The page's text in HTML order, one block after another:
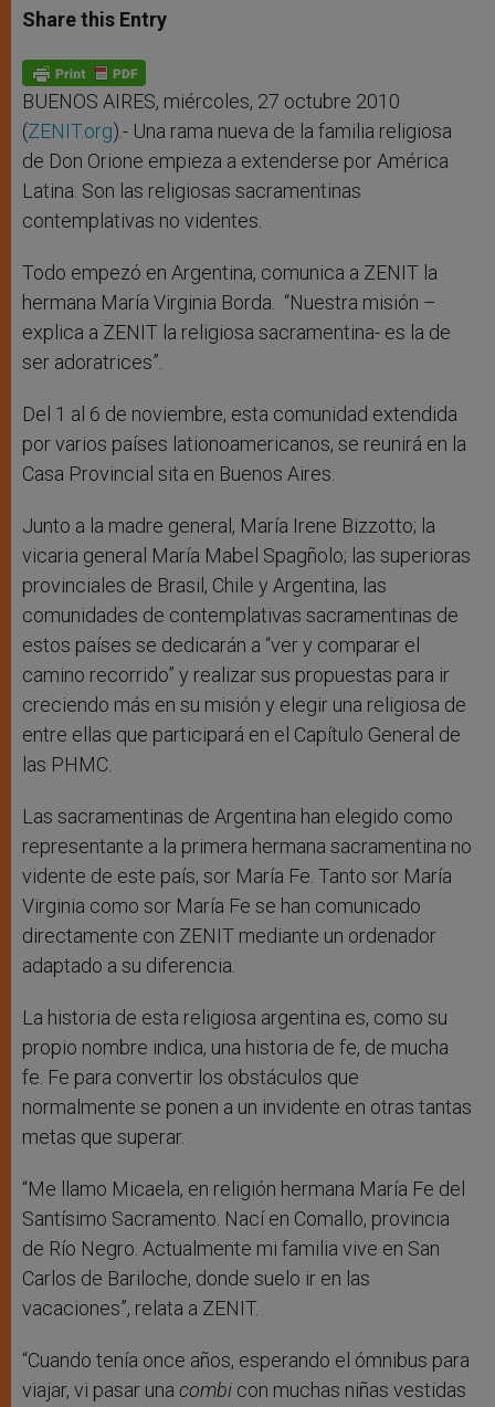
t
s
p
p
s
e
g
e
r
e
b
o
k
Share this Entry
BUENOS AIRES, miércoles, 27 octubre 2010
(ZENIT.org).- Una rama nueva de la familia religiosa
de Don Orione empieza a extenderse por América
Latina. Son las religiosas sacramentinas
contemplativas no videntes.
Todo empezó en Argentina, comunica a ZENIT la
hermana María Virginia Borda. “Nuestra misión –
explica a ZENIT la religiosa sacramentina- es la de
ser adoratrices”.
Del 1 al 6 de noviembre, esta comunidad extendida
por varios países lationoamericanos, se reunirá en la
Casa Provincial sita en Buenos Aires.
Junto a la madre general, María Irene Bizzotto; la
vicaria general María Mabel Spagñolo; las superioras
provinciales de Brasil, Chile y Argentina, las
comunidades de contemplativas sacramentinas de
estos países se dedicarán a “ver y comparar el
camino recorrido” y realizar sus propuestas para ir
creciendo más en su misión y elegir una religiosa de
entre ellas que participará en el Capítulo General de
las PHMC.
Las sacramentinas de Argentina han elegido como
representante a la primera hermana sacramentina no
vidente de este país, sor María Fe. Tanto sor María
Virginia como sor María Fe se han comunicado
directamente con ZENIT mediante un ordenador
adaptado a su diferencia.
La historia de esta religiosa argentina es, como su
propio nombre indica, una historia de fe, de mucha
fe. Fe para convertir los obstáculos que
normalmente se ponen a un invidente en otras tantas
metas que superar.
“Me llamo Micaela, en religión hermana María Fe del
Santísimo Sacramento. Nací en Comallo, provincia
de Río Negro. Actualmente mi familia vive en San
Carlos de Bariloche, donde suelo ir en las
vacaciones”, relata a ZENIT.
“Cuando tenía once años, esperando el ómnibus para
viajar, vi pasar una combi con muchas niñas vestidas